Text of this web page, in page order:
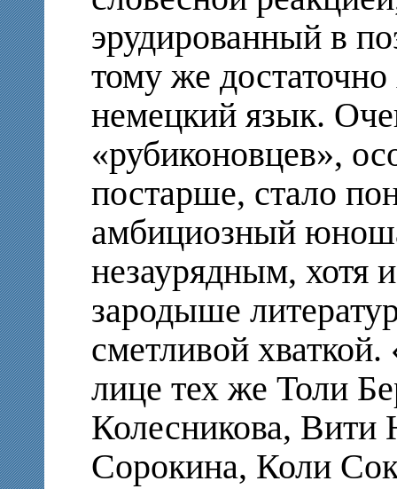
эрудированный в
тому же
немецкий язык.
«рубиконовцев»,
постарше, стало
амбициозный
незаурядным, хотя
зародыше
сметливой хваткой.
лице тех же Толи
Колесникова,
Сорокина, Коли